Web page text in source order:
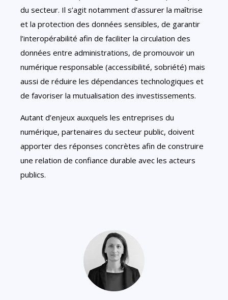
du secteur. Il s’agit notamment d’assurer la maîtrise
et la protection des données sensibles, de garantir
l’interopérabilité afin de faciliter la circulation des
données entre administrations, de promouvoir un
numérique responsable (accessibilité, sobriété) mais
aussi de réduire les dépendances technologiques et
de favoriser la mutualisation des investissements.
Autant d’enjeux auxquels les entreprises du
numérique, partenaires du secteur public, doivent
apporter des réponses concrètes afin de construire
une relation de confiance durable avec les acteurs
publics.